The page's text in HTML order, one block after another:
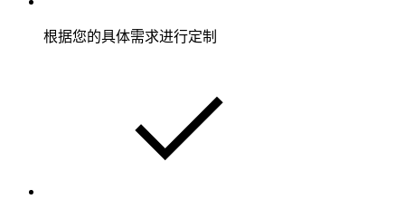
根据您的具体需求进行定制